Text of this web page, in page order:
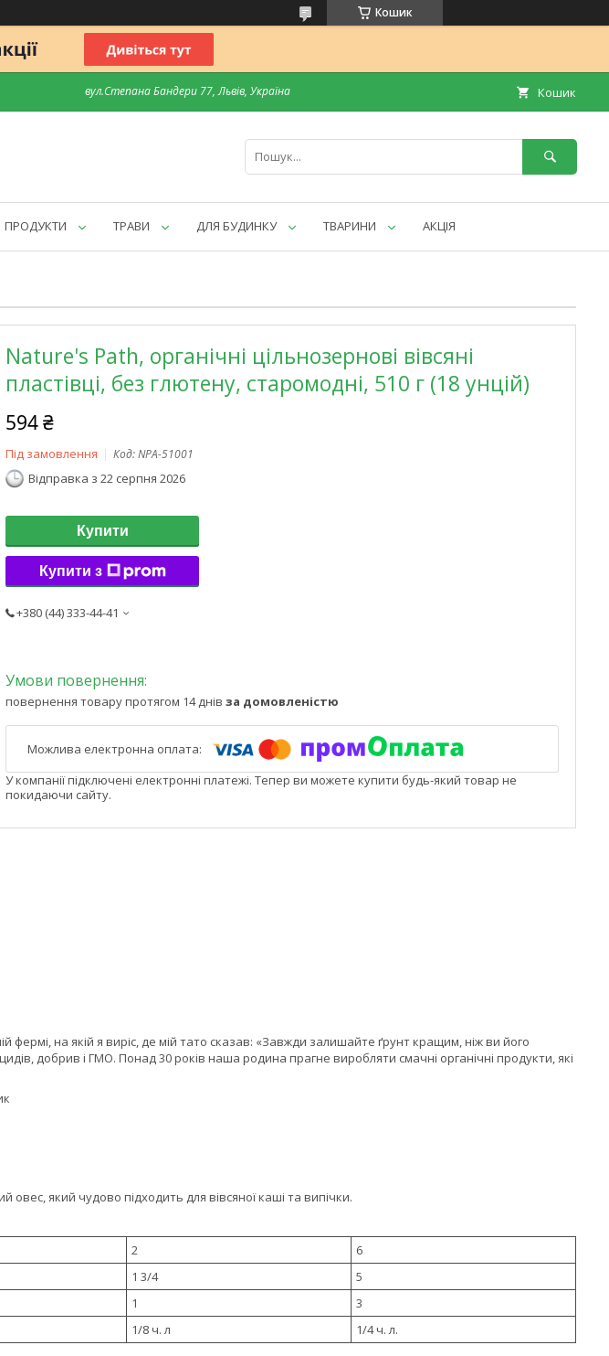
Кошик
вул.Степана Бандери 77, Львів, Україна Кошик
ПРОДУКТИ ТРАВИ ДЛЯ БУДИНКУ ТВАРИНИ АКЦІЯ
Nature's Path, органічні цільнозернові вівсяні
пластівці, без глютену, старомодні, 510 г (18 унцій)
594 ₴
Під замовлення Код:NPA-51001
Відправка з 22 серпня 2026
Купити
Купити з
+380 (44) 333-44-41
повернення товару протягом 14 днів за домовленістю
У компанії підключені електронні платежі. Тепер ви можете купити будь-який товар не
покидаючи сайту.
фермі, на якій я виріс, де мій тато сказав: «Завжди залишайте ґрунт кращим, ніж ви його
добрив і ГМО. Понад 30 років наша родина прагне виробляти смачні органічні продукти, які
який чудово підходить для вівсяної каші та випічки.
2
6
1 3/4
5
1
3
1/8 ч. л
1/4 ч. л.